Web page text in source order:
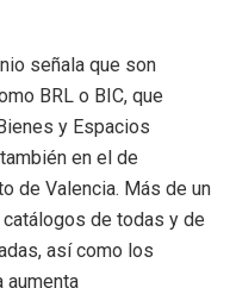
señala que son
BRL o BIC, que
y Espacios
en el de
de Valencia. Más de un
de todas y de
así como los
aumenta